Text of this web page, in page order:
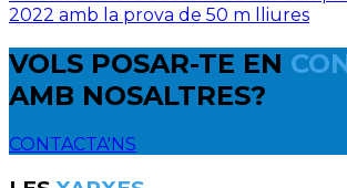
2022 amb la prova de 50 m lliures
VOLS POSAR-TE EN
AMB NOSALTRES?
CONTACTA'NS